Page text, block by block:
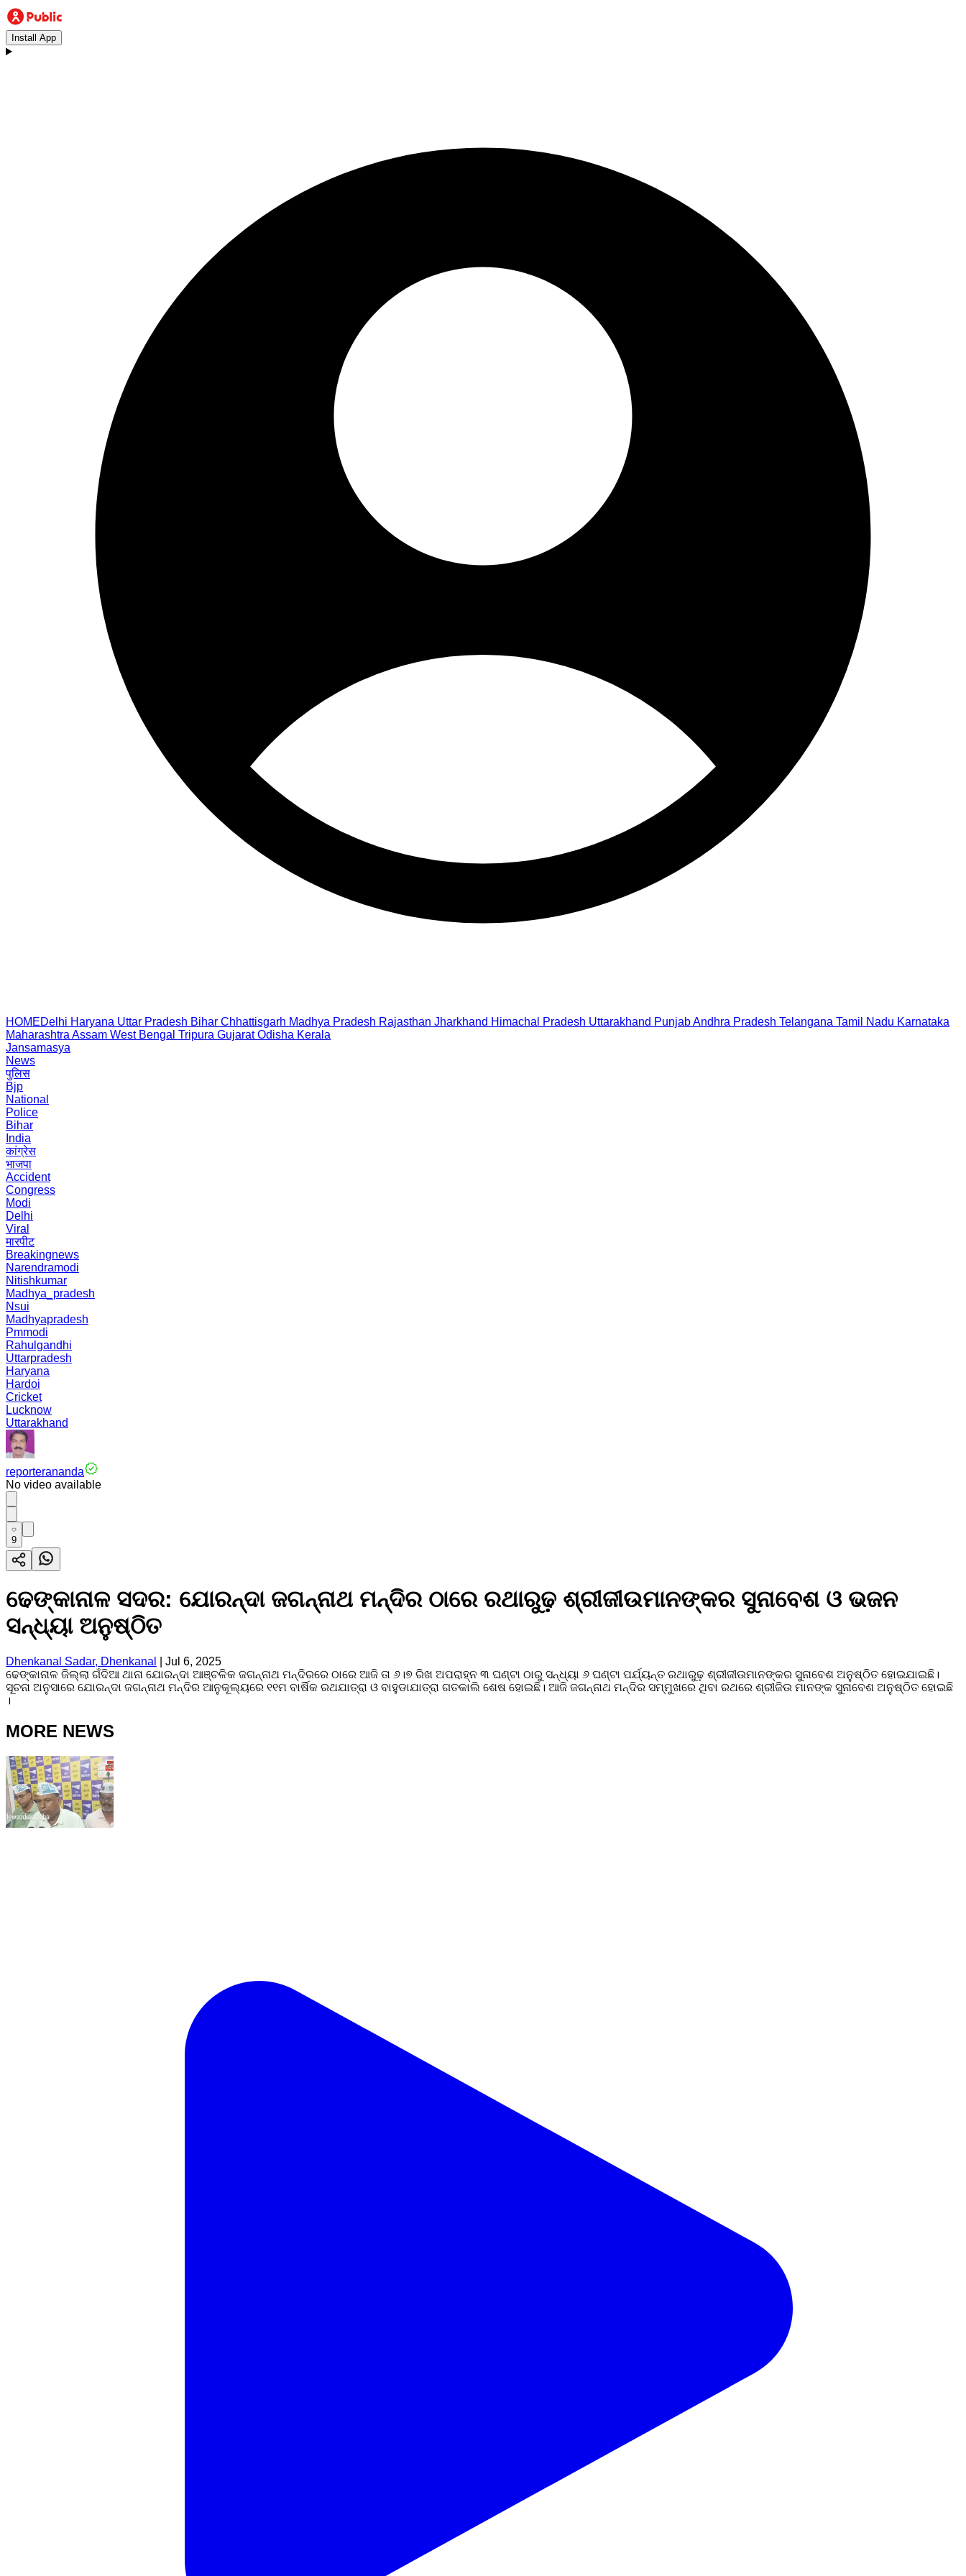
Install App
HOMEDelhi Haryana Uttar Pradesh Bihar Chhattisgarh Madhya Pradesh Rajasthan Jharkhand Himachal Pradesh Uttarakhand PunjabAndhra Pradesh Telangana Tamil Nadu Karnataka
Maharashtra Assam West Bengal Tripura Gujarat Odisha Kerala
Jansamasya
News
पुलिस
Bjp
National
Police
Bihar
India
कांग्रेस
भाजपा
Accident
Congress
Modi
Delhi
Viral
मारपीट
Breakingnews
Narendramodi
Nitishkumar
Madhya_pradesh
Nsui
Madhyapradesh
Pmmodi
Rahulgandhi
Uttarpradesh
Haryana
Hardoi
Cricket
Lucknow
Uttarakhand
reporterananda
No video available
9
ଢେଙ୍କାନାଳ ସଦର: ଯୋରନ୍ଦା ଜଗନ୍ନାଥ ମନ୍ଦିର ଠାରେ ରଥାରୁଢ଼ ଶ୍ରୀଜୀଉମାନଙ୍କର ସୁନାବେଶ ଓ ଭଜନ
ସନ୍ଧ୍ୟା ଅନୁଷ୍ଠିତ
Dhenkanal Sadar, Dhenkanal
Jul 6, 2025
ଢେଙ୍କାନାଳ ଜିଲ୍ଲା ଗଁଦିଆ ଥାନା ଯୋରନ୍ଦା ଆଞ୍ଚଳିକ ଜଗନ୍ନାଥ ମନ୍ଦିରରେ ଠାରେ ଆଜି ତା ୬।୭ ରିଖ ଅପରାହ୍ନ ୩ ଘଣ୍ଟା ଠାରୁ ସନ୍ଧ୍ୟା ୬ ଘଣ୍ଟା ପର୍ଯ୍ୟନ୍ତ ରଥାରୁଢ଼ ଶ୍ରୀଜୀଉମାନଙ୍କର ସୁନାବେଶ ଅନୁଷ୍ଠିତ ହୋଇଯାଇଛି।
ସୂଚନା ଅନୁସାରେ ଯୋରନ୍ଦା ଜଗନ୍ନାଥ ମନ୍ଦିର ଆନୁକୂଲ୍ୟରେ ୧୧ମ ବାର୍ଷିକ ରଥଯାତ୍ରା ଓ ବା‌ହୁଡାଯାତ୍ରା ଗତକାଲି ଶେଷ ହୋଇଛି। ଆଜି ଜଗନ୍ନାଥ ମନ୍ଦିର ସମ୍ମୁଖରେ ଥିବା ରଥରେ ଶ୍ରୀଜିଉ ମାନଙ୍କ ସୁନାବେଶ ଅନୁଷ୍ଠିତ ‌ହୋଇଛି
।
MORE NEWS